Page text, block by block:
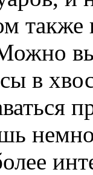
также
в